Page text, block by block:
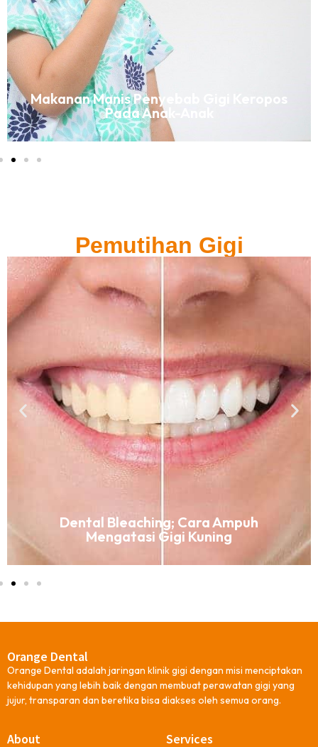
Makanan Manis Penyebab Gigi Keropos
Pada Anak-Anak
Pemutihan Gigi
Dental Bleaching; Cara Ampuh
Mengatasi Gigi Kuning
Orange Dental
Orange Dental adalah jaringan klinik gigi dengan misi menciptakan
kehidupan yang lebih baik dengan membuat perawatan gigi yang
jujur, transparan dan beretika bisa diakses oleh semua orang.
About Services